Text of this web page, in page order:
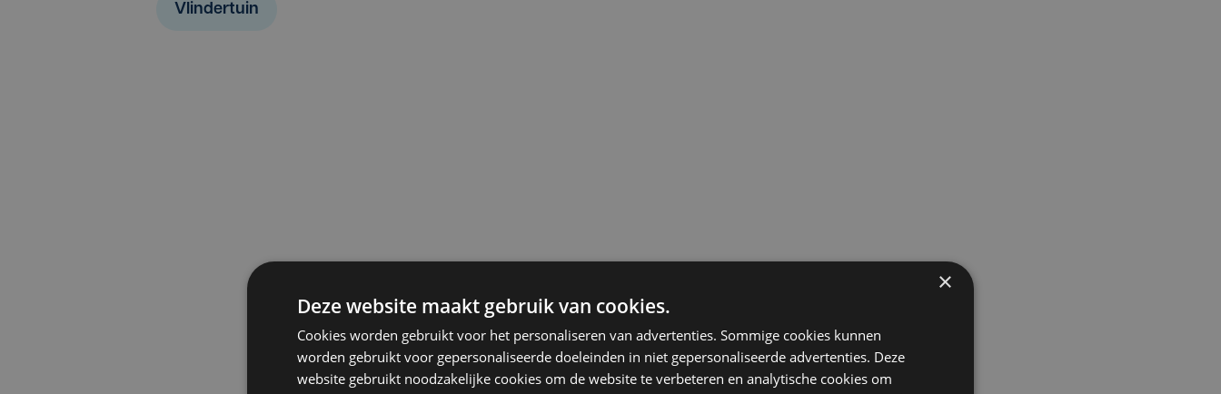
Vlindertuin
×
Deze website maakt gebruik van cookies.
Cookies worden gebruikt voor het personaliseren van advertenties. Sommige cookies kunnen
worden gebruikt voor gepersonaliseerde doeleinden in niet gepersonaliseerde advertenties. Deze
website gebruikt noodzakelijke cookies om de website te verbeteren en analytische cookies om